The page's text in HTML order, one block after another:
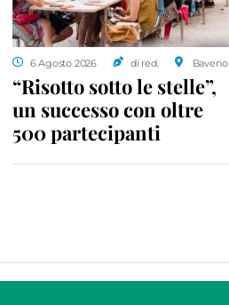
6 Agosto 2026 di red. Baveno
“Risotto sotto le stelle”,
un successo con oltre
500 partecipanti